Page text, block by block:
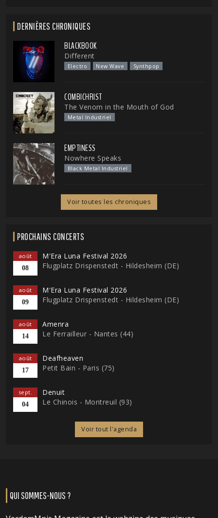
DERNIÈRES CHRONIQUES
BLACKBOOK
Different
Electro New Wave Synthpop
COMBICHRIST
The Venom in the Mouth of God
Metal Industriel
EMPTINESS
Nowhere Speaks
Black Metal Industriel
Voir toutes les chroniques
PROCHAINS CONCERTS
août
08
M'Era Luna Festival 2026
Flugplatz Drispenstedt - Hildesheim (DE)
août
09
M'Era Luna Festival 2026
Flugplatz Drispenstedt - Hildesheim (DE)
août
14
Amenra
Le Ferrailleur - Nantes (44)
août
17
Deafheaven
Petit Bain - Paris (75)
sept.
04
Denuit
Le Chinois - Montreuil (93)
Voir tout l'agenda
QUI SOMMES-NOUS ?